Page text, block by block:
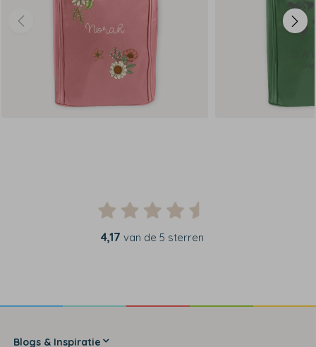
4,17 van de 5 sterren
Blogs & Inspiratie